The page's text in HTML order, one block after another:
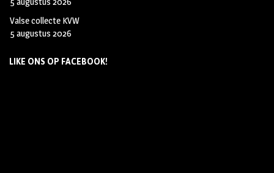
Valse collecte KVW
5 augustus 2026
LIKE ONS OP FACEBOOK!